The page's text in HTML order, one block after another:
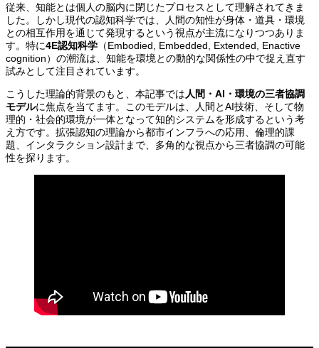
従来、知能とは個人の脳内に閉じたプロセスとして理解されてきま
した。しかし現代の認知科学では、人間の知性が身体・道具・環境
との相互作用を通じて発現するという視点が主流になりつつありま
す。特に4E認知科学 （Embodied, Embedded, Extended, Enactive
cognition）の潮流は、知能を環境との動的な関係性の中で捉え直す
試みとして注目されています。
こうした理論的背景のもと、本記事では 人間・AI・環境の三者協調
モデルに焦点を当てます。このモデルは、人間とAI技術、そして物
理的・社会的環境が一体となって知的システムを形成するという考
え方です。拡張認知の理論から都市インフラへの応用、倫理的課
題、インタラクション設計まで、多角的な視点から三者協調の可能
性を探ります。